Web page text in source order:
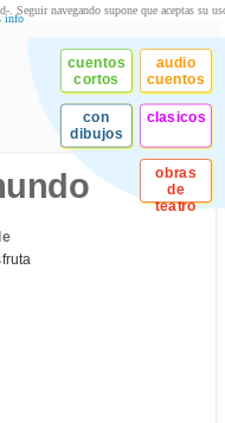
cuentos
cortos
audio
cuentos
con
dibujos
clasicos
obras
de
teatro
Seguir navegando supone que aceptas su
info